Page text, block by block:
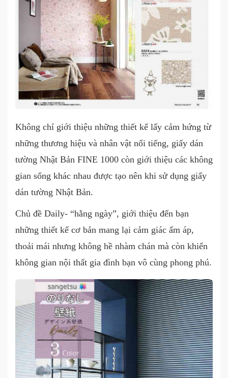
Không chỉ giới thiệu những thiết kế lấy cảm hứng từ
những thương hiệu và nhân vật nổi tiếng, giấy dán
tường Nhật Bản FINE 1000 còn giới thiệu các không
gian sống khác nhau được tạo nên khi sử dụng giấy
dán tường Nhật Bản.
Chủ đề Daily- “hằng ngày”, giới thiệu đến bạn
những thiết kế cơ bản mang lại cảm giác ấm áp,
thoải mái nhưng không hề nhàm chán mà còn khiến
không gian nội thất gia đình bạn vô cùng phong phú.